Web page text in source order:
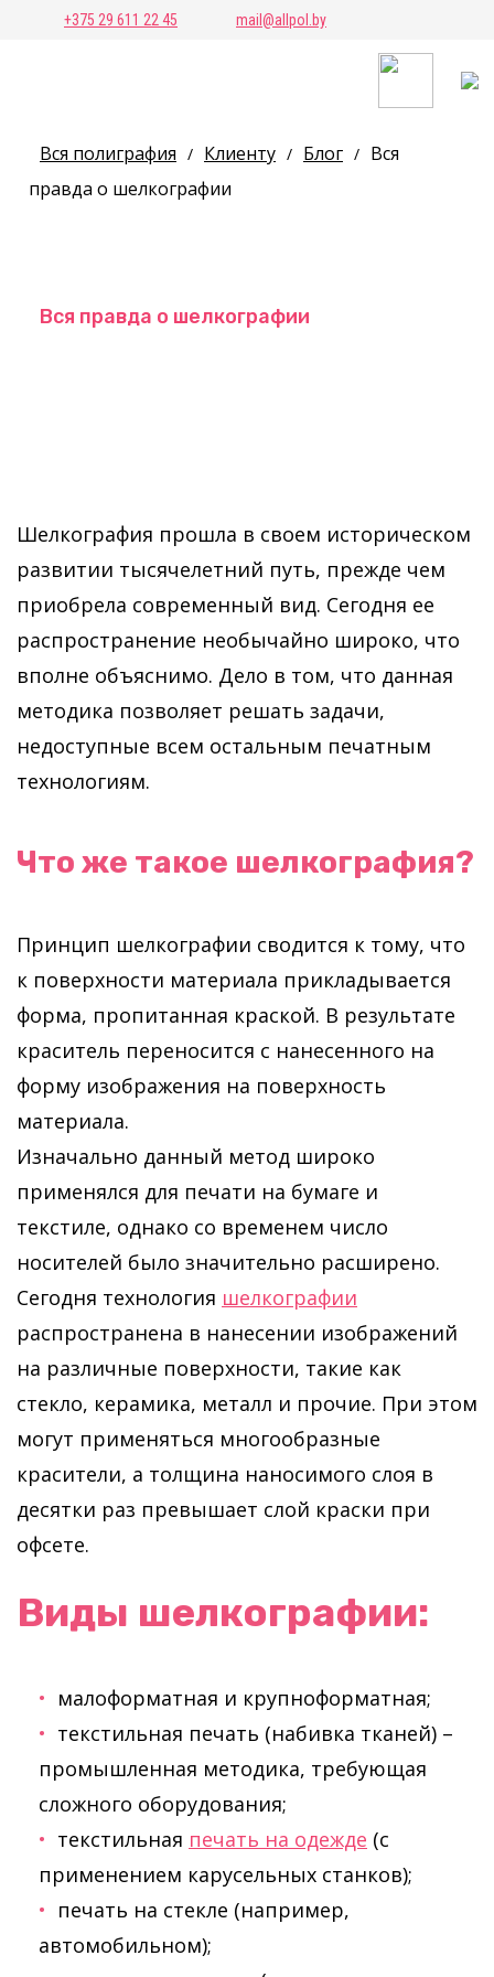
+375 29 611 22 45 mail@allpol.by
Вся полиграфия / Клиенту / Блог / Вся
правда о шелкографии
Вся правда о шелкографии
Шелкография прошла в своем историческом
развитии тысячелетний путь, прежде чем
приобрела современный вид. Сегодня ее
распространение необычайно широко, что
вполне объяснимо. Дело в том, что данная
методика позволяет решать задачи,
недоступные всем остальным печатным
технологиям.
Что же такое шелкография?
Принцип шелкографии сводится к тому, что
к поверхности материала прикладывается
форма, пропитанная краской. В результате
краситель переносится с нанесенного на
форму изображения на поверхность
материала.
Изначально данный метод широко
применялся для печати на бумаге и
текстиле, однако со временем число
носителей было значительно расширено.
Сегодня технология шелкографии
распространена в нанесении изображений
на различные поверхности, такие как
стекло, керамика, металл и прочие. При этом
могут применяться многообразные
красители, а толщина наносимого слоя в
десятки раз превышает слой краски при
офсете.
Виды шелкографии:
малоформатная и крупноформатная;
текстильная печать (набивка тканей) –
промышленная методика, требующая
сложного оборудования;
текстильная печать на одежде (с
применением карусельных станков);
печать на стекле (например,
автомобильном);